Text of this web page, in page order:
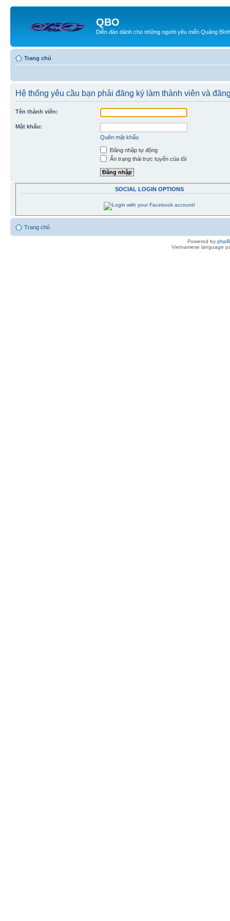
QBO
Diễn đàn dành cho những người yêu mến Quảng Bình
Trang chủ
Hệ thống yêu cầu bạn phải đăng ký làm thành viên và
Tên thành viên:
Mật khẩu:
Quên mật khẩu
Đăng nhập tự động
Ẩn trạng thái trực tuyến của tôi
SOCIAL LOGIN OPTIONS
Trang chủ
Powered by
Vietnamese language